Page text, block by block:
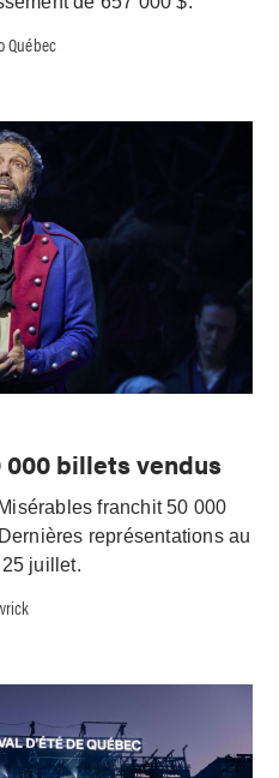
Québec
000 billets vendus
franchit 50 000
représentations au
juillet.